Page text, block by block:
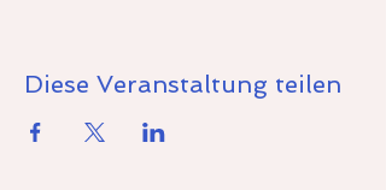
Diese Veranstaltung teilen